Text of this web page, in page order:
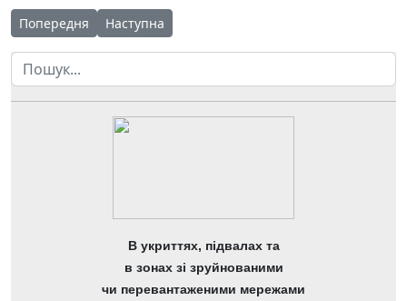
Попередня стаття: "Любов переможе!"
Попередня Наступна стаття: Міжнародний день
Наступна
Пошук
В укриттях, підвалах та
в зонах зі зруйнованими
чи перевантаженими мережами